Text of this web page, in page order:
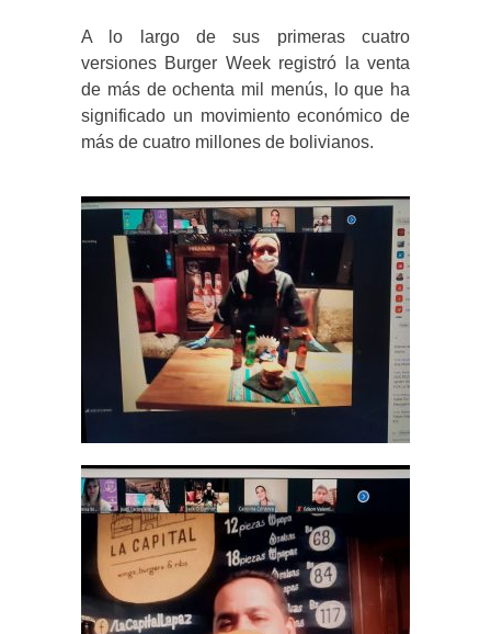
A lo largo de sus primeras cuatro
versiones Burger Week registró la venta
de más de ochenta mil menús, lo que ha
significado un movimiento económico de
más de cuatro millones de bolivianos.